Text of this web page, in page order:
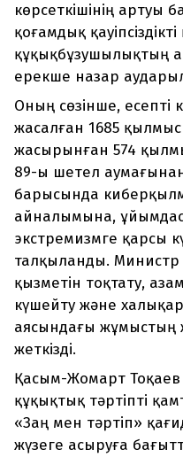
көрсеткішінің артуы
қоғамдық
құқықбұзушылықтың
ерекше назар
Оның сөзінше, есепті
жасалған 1685
жасырынған 574
89-ы шетел
барысында
айналымына,
экстремизмге қарсы
талқыланды.
қызметін тоқтату,
күшейту және
аясындағы жұмыстың
жеткізді.
Қасым-Жомарт Тоқаев
құқықтық тәртіпті
«Заң мен тәртіп»
жүзеге асыруға